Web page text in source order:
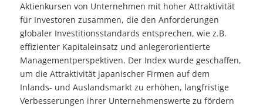
Aktienkursen von Unternehmen mit hoher Attraktivität
für Investoren zusammen, die den Anfor­derungen
globaler Investitionsstandards entsprechen, wie z.B.
effizienter Kapitalein­satz und anlegerorientierte
Managementperspektiven. Der Index wurde geschaffen,
um die Attraktivität japanischer Firmen auf dem
Inlands- und Auslandsmarkt zu er­höhen, langfristige
Verbesserungen ihrer Unternehmenswerte zu fördern